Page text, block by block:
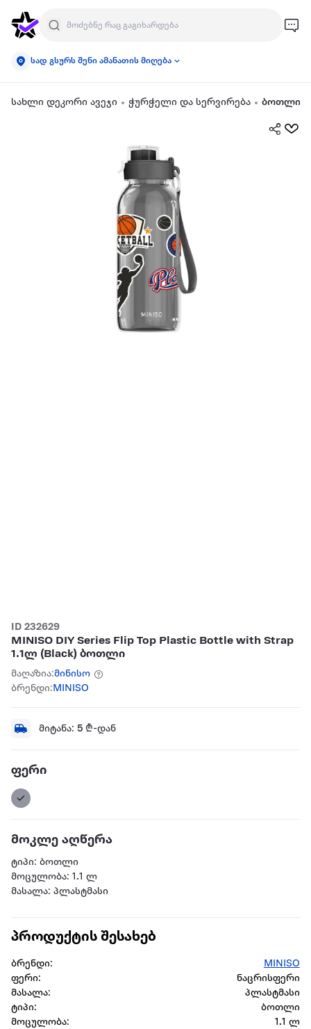
სად გსურს შენი ამანათის მიღება
სახლი დეკორი ავეჯი ჭურჭელი და სერვირება ბოთლი
ID 232629
MINISO DIY Series Flip Top Plastic Bottle with Strap
1.1ლ (Black) ბოთლი
მაღაზია:მინისო
ბრენდი:MINISO
მიტანა: 5 ₾-დან
ფერი
მოკლე აღწერა
ტიპი: ბოთლი
მოცულობა: 1.1 ლ
მასალა: პლასტმასი
პროდუქტის შესახებ
ბრენდი:
MINISO
ფერი:
ნაცრისფერი
მასალა:
პლასტმასი
ტიპი:
ბოთლი
მოცულობა:
1.1 ლ